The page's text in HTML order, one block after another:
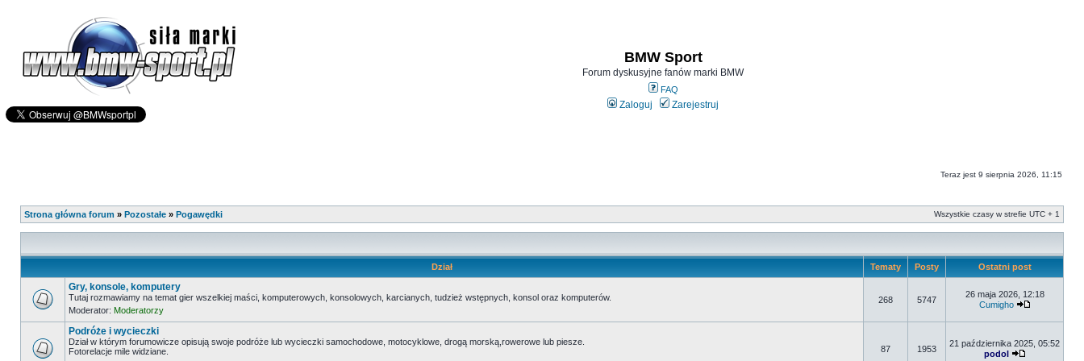
BMW Sport
Forum dyskusyjne fanów marki BMW
FAQ
Zaloguj Zarejestruj
Teraz jest 9 sierpnia 2026, 11:15
Strona główna forum » Pozostałe » Pogawędki Wszystkie czasy w strefie UTC + 1
Dział Tematy Posty Ostatni post
Gry, konsole, komputery
Tutaj rozmawiamy na temat gier wszelkiej maści, komputerowych, konsolowych, karcianych, tudzież wstępnych, konsol oraz komputerów.
Moderator: Moderatorzy
268 5747
26 maja 2026, 12:18
Cumigho
Podróże i wycieczki
Dział w którym forumowicze opisują swoje podróże lub wycieczki samochodowe, motocyklowe, drogą morską,rowerowe lub piesze.
Fotorelacje mile widziane.
87 1953
21 października 2025, 05:52
podol